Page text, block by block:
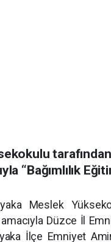
“Bağımlılık
Meslek
Düzce İl
İlçe Emniyet